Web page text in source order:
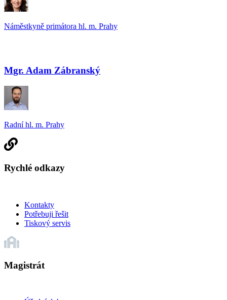
Náměstkyně primátora hl. m. Prahy
Mgr. Adam Zábranský
Radní hl. m. Prahy
Rychlé odkazy
Kontakty
Potřebuji řešit
Tiskový servis
Magistrát